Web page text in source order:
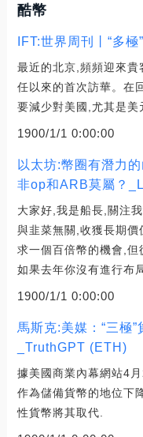
酷幣
IFT:世界周刊丨“多
最近的北京,頻頻迎來
任以來的首次訪華。在
要減少對美國,尤其是美
1900/1/1 0:00:00
以太坊:幣圈有潛力
非op和ARB莫屬？
大家好,我是船長,關注
與韭菜無關,收獲長期
求一個百倍幣的機會,但
如果去年你沒有進行布
1900/1/1 0:00:00
馬斯克:美媒：“三極
_TruthGPT (ETH)
據美國商業內幕網站4
作為儲備貨幣的地位下
性貨幣將其取代.